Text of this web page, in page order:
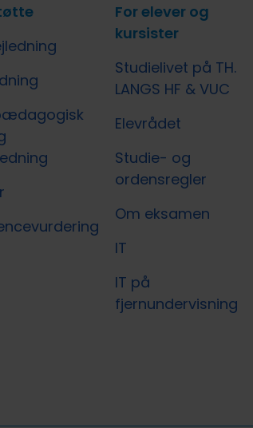
For elever og
kursister
Studielivet på TH.
LANGS HF & VUC
Elevrådet
Studie- og
ordensregler
Om eksamen
IT
IT på
fjernundervisning